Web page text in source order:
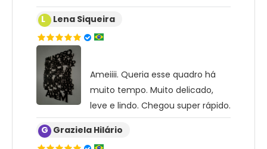
L Lena Siqueira
Ameiiii. Queria esse quadro há
muito tempo. Muito delicado,
leve e lindo. Chegou super rápido.
G Graziela Hilário